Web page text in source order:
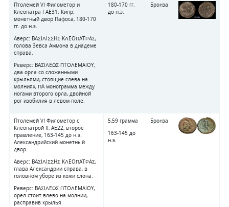
Птолемей VI Филометор и
Клеопатра I AE31. Кипр,
монетный двор Пафоса, 180-170
гг. до н.э.
Аверс: BAΣIΛIΣΣHΣ KΛEOΠATΡAΣ,
голова Зевса Аммона в диадеме
справа.
Реверс: BAΣIΛEΩΣ ΠTOΛEMAIOY,
два орла со сложенными
крыльями, стоящие слева на
молниях, ΠA монограмма между
ногами второго орла, двойной
рог изобилия в левом поле.
180-170 гг.
до н.э.
Бронза
Птолемей VI Филометор с
Клеопатрой II, AE22, второе
правление, 163-145 до н.э.
Александрийский монетный
двор.
Аверс: BAΣIΛIΣΣHΣ KΛEOΠATΡAΣ,
глава Александрии справа, в
головном уборе из кожи слона.
Реверс: BAΣIΛEΩΣ ΠTOΛEMAIOY,
орел стоит влево на молнии,
расправив крылья.
5,59 грамма
163-145 до
н.э.
Бронза